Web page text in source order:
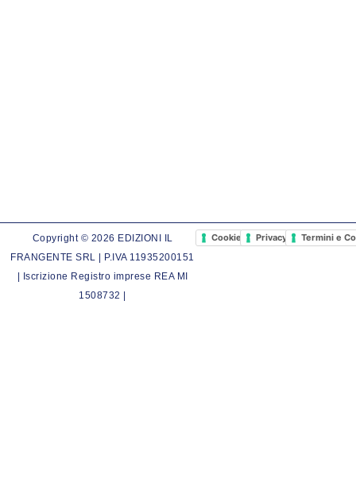
Copyright © 2026 EDIZIONI IL
FRANGENTE SRL | P.IVA 11935200151
| Iscrizione Registro imprese REA MI
1508732 |
Cookie PolicyPrivacy PolicyTermini e